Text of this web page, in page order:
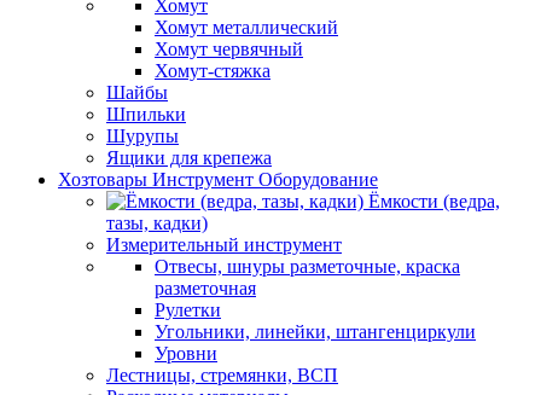
Хомут
Хомут металлический
Хомут червячный
Хомут-стяжка
Шайбы
Шпильки
Шурупы
Ящики для крепежа
Хозтовары Инструмент Оборудование
Ёмкости (ведра,
тазы, кадки)
Измерительный инструмент
Отвесы, шнуры разметочные, краска
разметочная
Рулетки
Угольники, линейки, штангенциркули
Уровни
Лестницы, стремянки, ВСП